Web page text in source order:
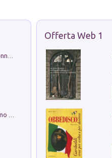
Offerta Web 1